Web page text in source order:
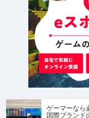
ゲーマーなら
国際ブランド